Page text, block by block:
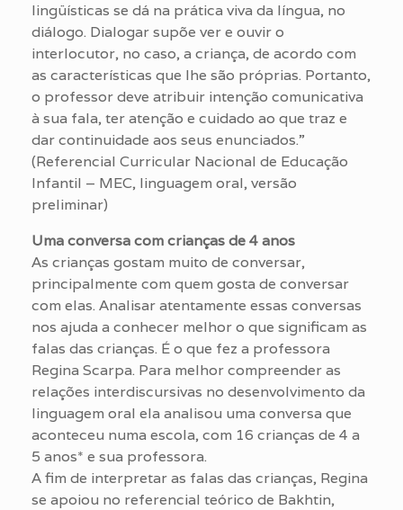
lingüísticas se dá na prática viva da língua, no
diálogo. Dialogar supõe ver e ouvir o
interlocutor, no caso, a criança, de acordo com
as características que lhe são próprias. Portanto,
o professor deve atribuir intenção comunicativa
à sua fala, ter atenção e cuidado ao que traz e
dar continuidade aos seus enunciados.”
(Referencial Curricular Nacional de Educação
Infantil – MEC, linguagem oral, versão
preliminar)
Uma conversa com crianças de 4 anos
As crianças gostam muito de conversar,
principalmente com quem gosta de conversar
com elas. Analisar atentamente essas conversas
nos ajuda a conhecer melhor o que significam as
falas das crianças. É o que fez a professora
Regina Scarpa. Para melhor compreender as
relações interdiscursivas no desenvolvimento da
linguagem oral ela analisou uma conversa que
aconteceu numa escola, com 16 crianças de 4 a
5 anos* e sua professora.
A fim de interpretar as falas das crianças, Regina
se apoiou no referencial teórico de Bakhtin,